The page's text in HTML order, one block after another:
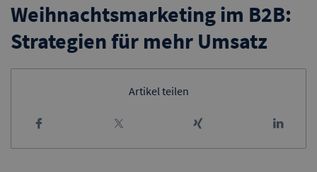
Weihnachtsmarketing im B2B:
Strategien für mehr Umsatz
Artikel teilen